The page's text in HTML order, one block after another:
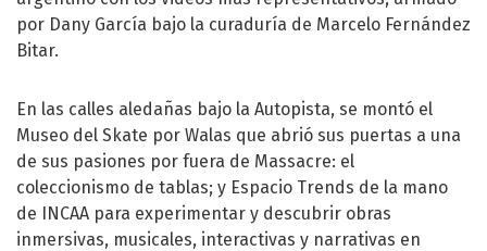
por Dany García bajo la curaduría de Marcelo Fernández
Bitar.
En las calles aledañas bajo la Autopista, se montó el
Museo del Skate por Walas que abrió sus puertas a una
de sus pasiones por fuera de Massacre: el
coleccionismo de tablas; y Espacio Trends de la mano
de INCAA para experimentar y descubrir obras
inmersivas, musicales, interactivas y narrativas en